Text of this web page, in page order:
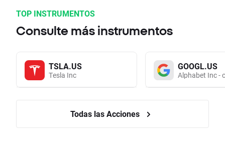
TOP INSTRUMENTOS
Consulte más instrumentos
TSLA.US
Tesla Inc
GOOGL.US
Alphabet Inc -
Todas las Acciones